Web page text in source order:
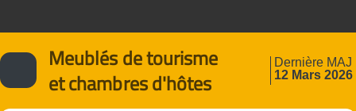
Meublés de tourisme
et chambres d'hôtes
Dernière MAJ
12 Mars 2026